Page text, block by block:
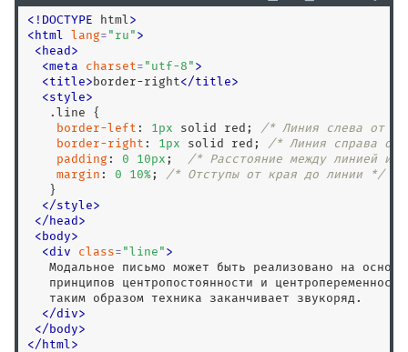
< ! DOCTYPE html >
< html lang= " ru " >
< head >
<meta charset= " utf-8 " >
<title> border-right</title>
<style>
.line {
border-left : 1 px solid red;
/* Линия слева от
border-right : 1 px solid red;
/* Линия справа от
padding : 0 10px ;
/* Расстояние между линией и
margin : 0 10%;
/* Отступы от края до линии */
   }
</style>
</ head >
< body>
<div class= "line " >
Модальное письмо может быть реализовано на
принципов центропостоянности и
   таким образом техника заканчивает звукоряд.
</div>
</ body>
</ html >
@import
@keyframes
@media
@page
@supports
@viewport
accent-color
align-content
align-items
align-self
animation
animation-delay
animation-direction
animation-duration